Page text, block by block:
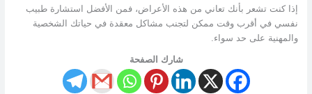
إذا كنت تشعر بأنك تعاني من هذه الأعراض، فمن الأفضل استشارة طبيب
نفسي في أقرب وقت ممكن لتجنب مشاكل معقدة في حياتك الشخصية
والمهنية على حد سواء.
شارك الصفحة